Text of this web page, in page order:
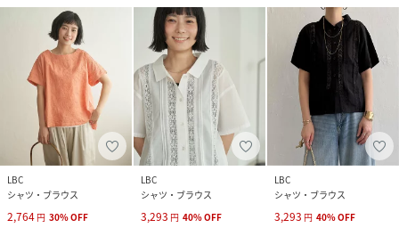
LBC
シャツ・ブラウス
2,764 円 30%OFF
LBC
シャツ・ブラウス
3,293 円 40%OFF
LBC
シャツ・ブラウス
3,293 円 40%OFF